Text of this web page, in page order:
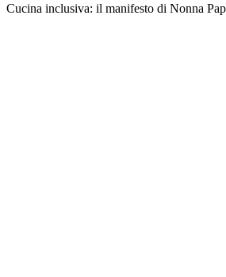
Cucina inclusiva: il manifesto di Nonna